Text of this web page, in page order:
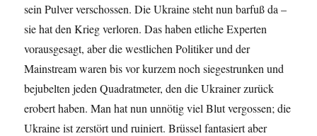
sein Pulver verschossen. Die Ukraine steht nun barfuß da –
sie hat den Krieg verloren. Das haben etliche Experten
vorausgesagt, aber die westlichen Politiker und der
Mainstream waren bis vor kurzem noch siegestrunken und
bejubelten jeden Quadratmeter, den die Ukrainer zurück
erobert haben. Man hat nun unnötig viel Blut vergossen; die
Ukraine ist zerstört und ruiniert. Brüssel fantasiert aber